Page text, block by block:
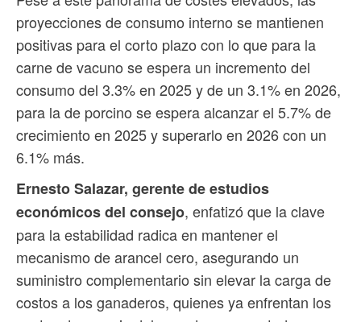
proyecciones de consumo interno se mantienen
positivas para el corto plazo con lo que para la
carne de vacuno se espera un incremento del
consumo del 3.3% en 2025 y de un 3.1% en 2026,
para la de porcino se espera alcanzar el 5.7% de
crecimiento en 2025 y superarlo en 2026 con un
6.1% más.
Ernesto Salazar, gerente de estudios
económicos del consejo, enfatizó que la clave
para la estabilidad radica en mantener el
mecanismo de arancel cero, asegurando un
suministro complementario sin elevar la carga de
costos a los ganaderos, quienes ya enfrentan los